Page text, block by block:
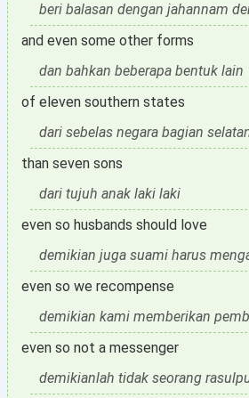
beri balasan dengan jahannam
and even some other forms
dan bahkan beberapa bentuk lain
of eleven southern states
dari sebelas negara bagian
than seven sons
dari tujuh anak laki laki
even so husbands should love
demikian juga suami harus
even so we recompense
demikian kami memberikan
even so not a messenger
demikianlah tidak seorang